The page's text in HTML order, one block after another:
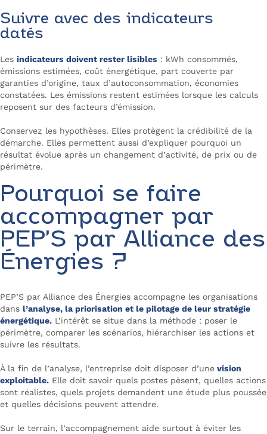
Suivre avec des indicateurs
datés
Les indicateurs doivent rester lisibles : kWh consommés,
émissions estimées, coût énergétique, part couverte par
garanties d’origine, taux d’autoconsommation, économies
constatées. Les émissions restent estimées lorsque les calculs
reposent sur des facteurs d’émission.
Conservez les hypothèses. Elles protègent la crédibilité de la
démarche. Elles permettent aussi d’expliquer pourquoi un
résultat évolue après un changement d’activité, de prix ou de
périmètre.
Pourquoi se faire
accompagner par
PEP’S par Alliance des
Énergies ?
PEP’S par Alliance des Énergies accompagne les organisations
dans l’analyse, la priorisation et le pilotage de leur stratégie
énergétique. L’intérêt se situe dans la méthode : poser le
périmètre, comparer les scénarios, hiérarchiser les actions et
suivre les résultats.
À la fin de l’analyse, l’entreprise doit disposer d’une vision
exploitable. Elle doit savoir quels postes pèsent, quelles actions
sont réalistes, quels projets demandent une étude plus poussée
et quelles décisions peuvent attendre.
Sur le terrain, l’accompagnement aide surtout à éviter les